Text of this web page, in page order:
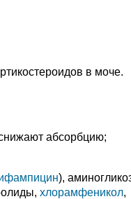
в моче.
абсорбцию;
),
хлорамфеникол,